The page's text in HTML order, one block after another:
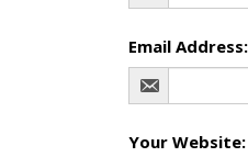
Email Address:
Your Website: